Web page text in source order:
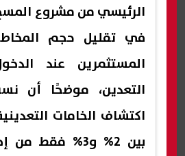
الرئيسي من مشروع
في تقليل حجم
المستثمرين عند
التعدين، موضحًا أن
اكتشاف الخامات
بين 2% و3%